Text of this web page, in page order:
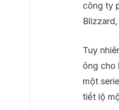
công ty
Tuy
ông cho
một
tiết lộ